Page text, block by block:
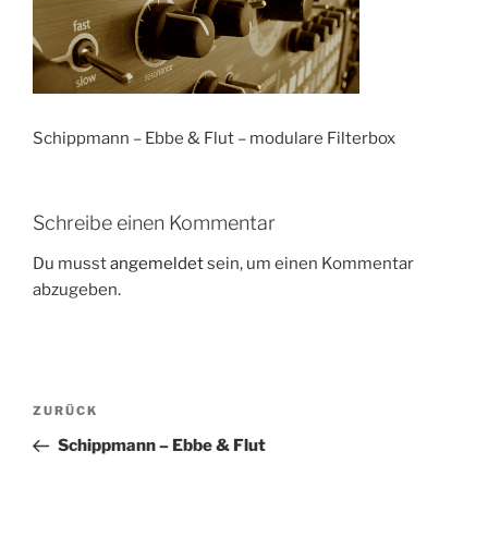
Schippmann – Ebbe & Flut – modulare Filterbox
Schreibe einen Kommentar
Du musstangemeldetsein, um einen Kommentar
abzugeben.
Beitragsnavigation
Vorheriger
Beitrag
ZURÜCK
Schippmann – Ebbe & Flut